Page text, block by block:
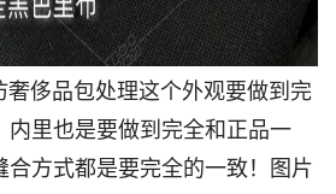
侈品包处理这个外观要做到完
内里也是要做到完全和正品一
合方式都是要完全的一致！图片